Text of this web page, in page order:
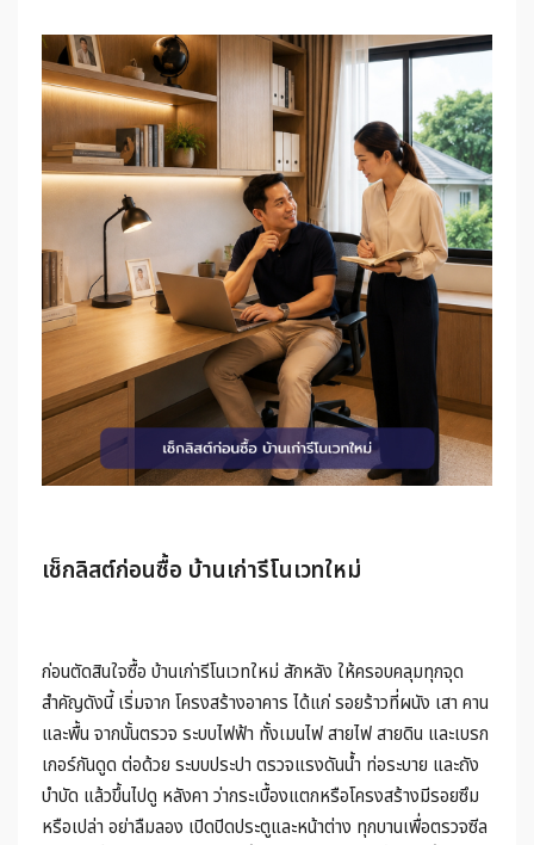
เช็กลิสต์ก่อนซื้อ บ้านเก่ารีโนเวทใหม่
ก่อนตัดสินใจซื้อ บ้านเก่ารีโนเวทใหม่ สักหลัง ให้ครอบคลุมทุกจุด
สำคัญดังนี้ เริ่มจาก โครงสร้างอาคาร ได้แก่ รอยร้าวที่ผนัง เสา คาน
และพื้น จากนั้นตรวจ ระบบไฟฟ้า ทั้งเมนไฟ สายไฟ สายดิน และเบรก
เกอร์กันดูด ต่อด้วย ระบบประปา ตรวจแรงดันน้ำ ท่อระบาย และถัง
บำบัด แล้วขึ้นไปดู หลังคา ว่ากระเบื้องแตกหรือโครงสร้างมีรอยซึม
หรือเปล่า อย่าลืมลอง เปิดปิดประตูและหน้าต่าง ทุกบานเพื่อตรวจซีล